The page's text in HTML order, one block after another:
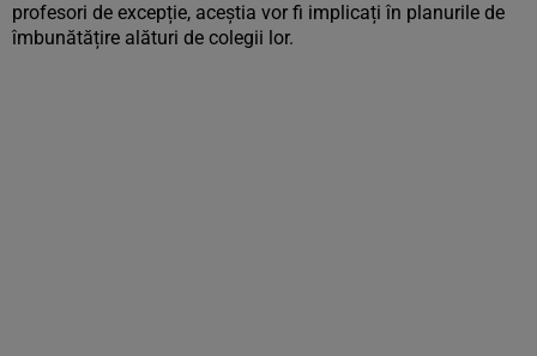
profesori de excepție, aceștia vor fi implicați în planurile de
îmbunătățire alături de colegii lor.